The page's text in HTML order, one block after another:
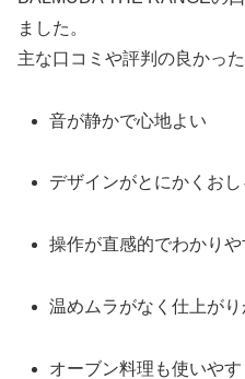
ました。
主な口コミや評判の良かっ
音が静かで心地よい
デザインがとにかくお
操作が直感的でわかりや
温めムラがなく仕上がり
オーブン料理も使いや